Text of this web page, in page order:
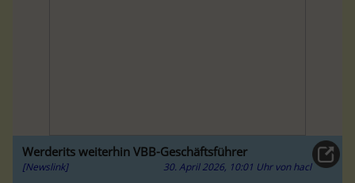
Werderits weiterhin VBB-Geschäftsführer
[Newslink] 30. April 2026, 10:01 Uhr vonhacl